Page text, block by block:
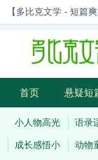
【多比克文学 - 短篇
首页 悬疑短
古风小诗 科
小人物高光 语录
成长感悟小 动物